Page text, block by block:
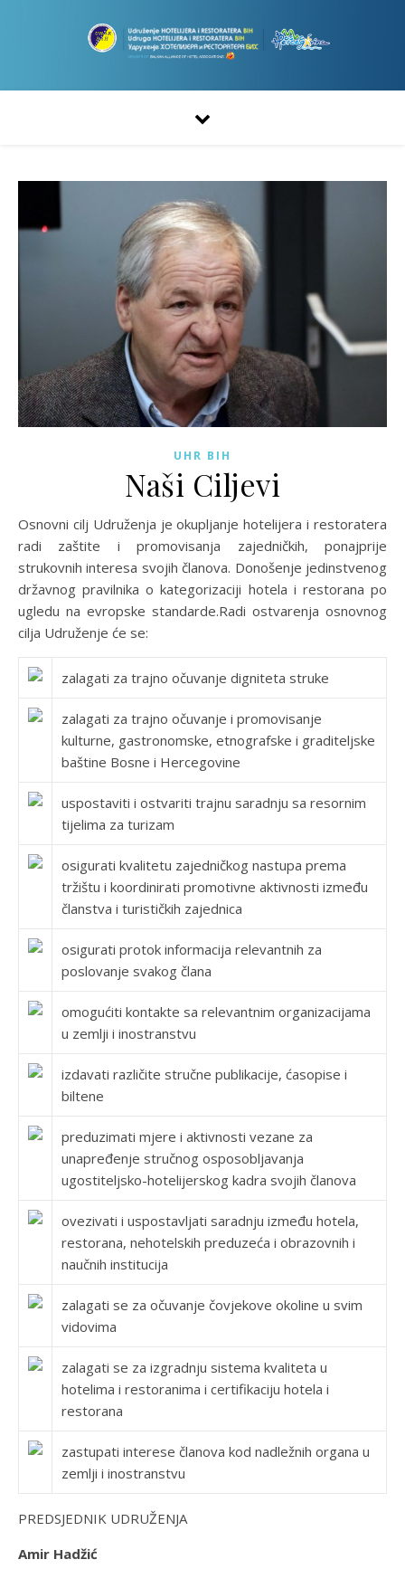
UHR BIH
Naši Ciljevi
Osnovni cilj Udruženja je okupljanje hotelijera i restoratera
radi zaštite i promovisanja zajedničkih, ponajprije
strukovnih interesa svojih članova. Donošenje jedinstvenog
državnog pravilnika o kategorizaciji hotela i restorana po
ugledu na evropske standarde.Radi ostvarenja osnovnog
cilja Udruženje će se:
zalagati za trajno očuvanje digniteta struke
zalagati za trajno očuvanje i promovisanje
kulturne, gastronomske, etnografske i graditeljske
baštine Bosne i Hercegovine
uspostaviti i ostvariti trajnu saradnju sa resornim
tijelima za turizam
osigurati kvalitetu zajedničkog nastupa prema
tržištu i koordinirati promotivne aktivnosti između
članstva i turističkih zajednica
osigurati protok informacija relevantnih za
poslovanje svakog člana
omogućiti kontakte sa relevantnim organizacijama
u zemlji i inostranstvu
izdavati različite stručne publikacije, ćasopise i
biltene
preduzimati mjere i aktivnosti vezane za
unapređenje stručnog osposobljavanja
ugostiteljsko-hotelijerskog kadra svojih članova
ovezivati i uspostavljati saradnju između hotela,
restorana, nehotelskih preduzeća i obrazovnih i
naučnih institucija
zalagati se za očuvanje čovjekove okoline u svim
vidovima
zalagati se za izgradnju sistema kvaliteta u
hotelima i restoranima i certifikaciju hotela i
restorana
zastupati interese članova kod nadležnih organa u
zemlji i inostranstvu
PREDSJEDNIK UDRUŽENJA
Amir Hadžić